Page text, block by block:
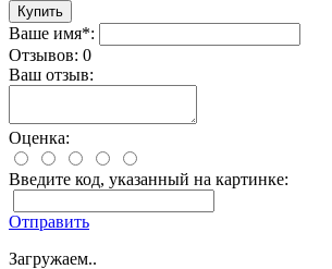
Ваше имя*:
Отзывов: 0
Ваш отзыв:
Оценка:
Введите код, указанный на картинке:
Отправить
Загружаем..